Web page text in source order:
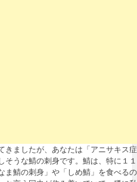
きましたが、あなたは「アニサキス
そうな鯖の刺身です。鯖は、特に１
ま鯖の刺身」や「しめ鯖」を食べる